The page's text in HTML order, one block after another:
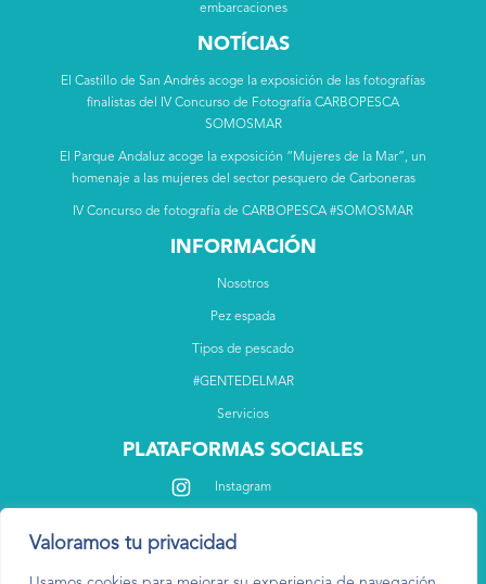
Valoramos tu privacidad
embarcaciones
NOTÍCIAS
El Castillo de San Andrés acoge la exposición de las fotografías
finalistas del IV Concurso de Fotografía CARBOPESCA
SOMOSMAR
El Parque Andaluz acoge la exposición “Mujeres de la Mar”, un
homenaje a las mujeres del sector pesquero de Carboneras
IV Concurso de fotografía de CARBOPESCA #SOMOSMAR
INFORMACIÓN
Nosotros
Pez espada
Tipos de pescado
#GENTEDELMAR
Servicios
PLATAFORMAS SOCIALES
Instagram